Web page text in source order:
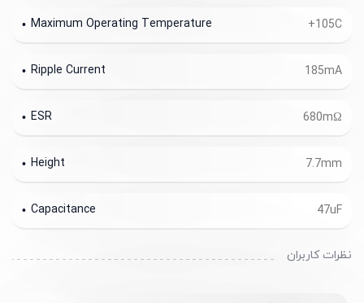
+105C
Maximum Operating Temperature
185mA
Ripple Current
680mΩ
ESR
7.7mm
Height
47uF
Capacitance
نظرات کاربران